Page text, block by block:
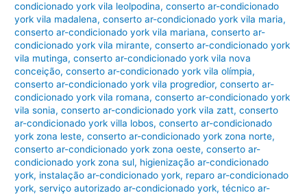
condicionado york vila leolpodina,conserto ar-condicionado
york vila madalena,conserto ar-condicionado york vila maria,
conserto ar-condicionado york vila mariana,conserto ar-
condicionado york vila mirante,conserto ar-condicionado york
vila mutinga,conserto ar-condicionado york vila nova
conceição,conserto ar-condicionado york vila olímpia,
conserto ar-condicionado york vila progredior,conserto ar-
condicionado york vila romana,conserto ar-condicionado york
vila sonia,conserto ar-condicionado york vila zatt,conserto
ar-condicionado york villa lobos,conserto ar-condicionado
york zona leste,conserto ar-condicionado york zona norte,
conserto ar-condicionado york zona oeste,conserto ar-
condicionado york zona sul, higienização ar-condicionado
york, instalação ar-condicionado york, reparo ar-condicionado
york,serviço autorizado ar-condicionado york,técnico ar-